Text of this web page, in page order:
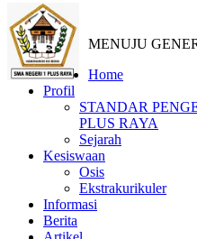
MENUJU
Home
Profil
STANDAR
PLUS RAYA
Sejarah
Kesiswaan
Osis
Ekstrakurikuler
Informasi
Berita